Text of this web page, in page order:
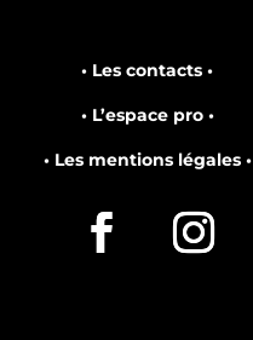
• Les contacts •
• L’espace pro •
• Les mentions légales •